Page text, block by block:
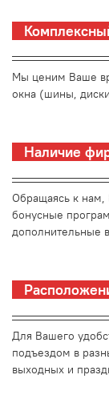
Мы ценим Ваше
окна (шины,
Наличие
Обращаясь к
бонусные
дополнительные
Для Вашего
подъездом в
выходных и